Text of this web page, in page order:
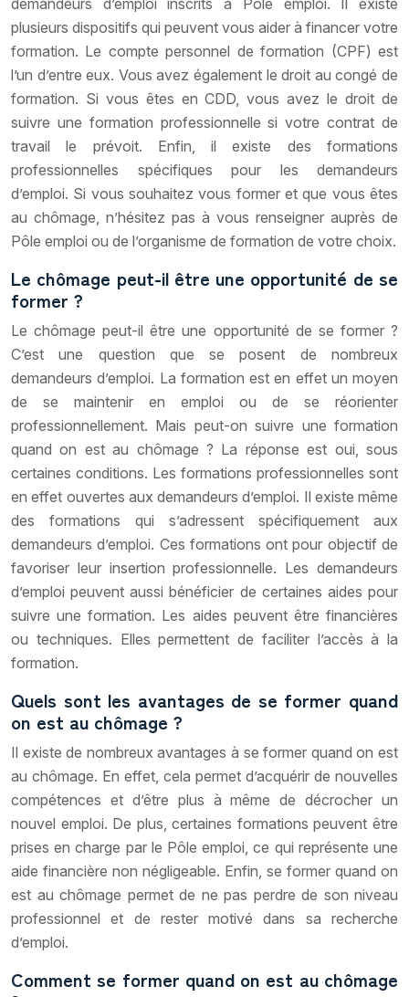
demandeurs d’emploi inscrits à Pôle emploi. Il existe
plusieurs dispositifs qui peuvent vous aider à financer votre
formation. Le compte personnel de formation (CPF) est
l’un d’entre eux. Vous avez également le droit au congé de
formation. Si vous êtes en CDD, vous avez le droit de
suivre une formation professionnelle si votre contrat de
travail le prévoit. Enfin, il existe des formations
professionnelles spécifiques pour les demandeurs
d’emploi. Si vous souhaitez vous former et que vous êtes
au chômage, n’hésitez pas à vous renseigner auprès de
Pôle emploi ou de l’organisme de formation de votre choix.
Le chômage peut-il être une opportunité de se
former ?
Le chômage peut-il être une opportunité de se former ?
C’est une question que se posent de nombreux
demandeurs d’emploi. La formation est en effet un moyen
de se maintenir en emploi ou de se réorienter
professionnellement. Mais peut-on suivre une formation
quand on est au chômage ? La réponse est oui, sous
certaines conditions. Les formations professionnelles sont
en effet ouvertes aux demandeurs d’emploi. Il existe même
des formations qui s’adressent spécifiquement aux
demandeurs d’emploi. Ces formations ont pour objectif de
favoriser leur insertion professionnelle. Les demandeurs
d’emploi peuvent aussi bénéficier de certaines aides pour
suivre une formation. Les aides peuvent être financières
ou techniques. Elles permettent de faciliter l’accès à la
formation.
Quels sont les avantages de se former quand
on est au chômage ?
Il existe de nombreux avantages à se former quand on est
au chômage. En effet, cela permet d’acquérir de nouvelles
compétences et d’être plus à même de décrocher un
nouvel emploi. De plus, certaines formations peuvent être
prises en charge par le Pôle emploi, ce qui représente une
aide financière non négligeable. Enfin, se former quand on
est au chômage permet de ne pas perdre de son niveau
professionnel et de rester motivé dans sa recherche
d’emploi.
Comment se former quand on est au chômage